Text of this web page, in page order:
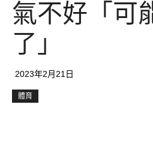
氣不好「可
了」
2023年2月21日
體育